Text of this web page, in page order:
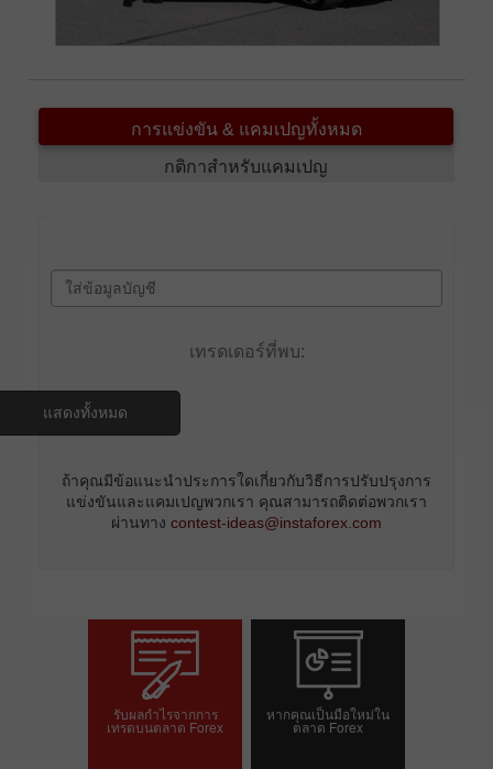
การแข่งขัน & แคมเปญทั้งหมด
กติกาสำหรับแคมเปญ
เทรดเดอร์ที่พบ:
แสดงทั้งหมด
ถ้าคุณมีข้อแนะนำประการใดเกี่ยวกับวิธีการปรับปรุงการ
แข่งขันและแคมเปญพวกเรา คุณสามารถติดต่อพวกเรา
ผ่านทาง contest-ideas@instaforex.com
รับผลกำไรจากการ
เทรดบนตลาด Forex
หากคุณเป็นมือใหม่ใน
ตลาด Forex